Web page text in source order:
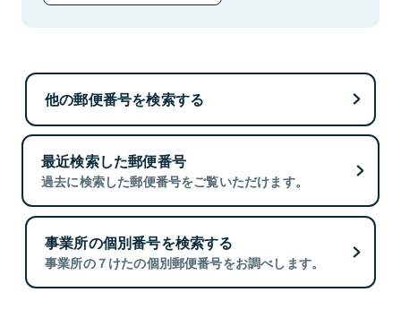
他の郵便番号を検索する
最近検索した郵便番号
過去に検索した郵便番号をご覧いただけます。
事業所の個別番号を検索する
事業所の７けたの個別郵便番号をお調べします。